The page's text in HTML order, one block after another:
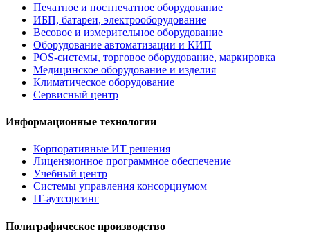
Печатное и постпечатное оборудование
ИБП, батареи, электрооборудование
Весовое и измерительное оборудование
Оборудование автоматизации и КИП
POS-системы, торговое оборудование, маркировка
Медицинское оборудование и изделия
Климатическое оборудование
Сервисный центр
Информационные технологии
Корпоративные ИТ решения
Лицензионное программное обеспечение
Учебный центр
Системы управления консорциумом
IT-аутсорсинг
Полиграфическое производство